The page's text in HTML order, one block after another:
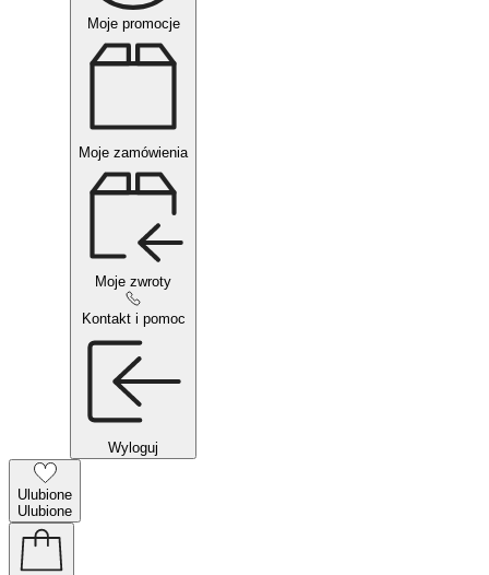
Moje promocje
Moje zamówienia
Moje zwroty
Kontakt i pomoc
Wyloguj
Ulubione
Ulubione